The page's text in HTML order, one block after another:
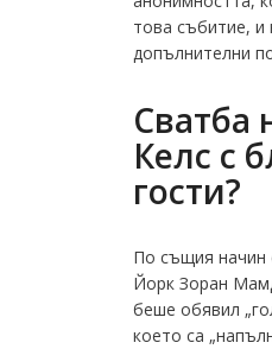
това събитие, и
допълнителни
Сватба
Келс с
гости?
По същия начин
Йорк Зоран
беше обявил
което са